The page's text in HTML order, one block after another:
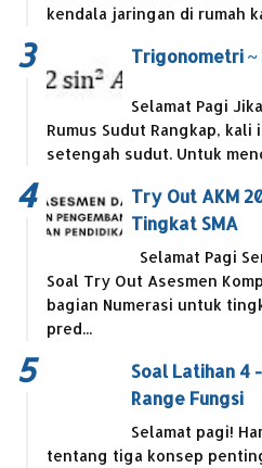
kendala jaringan di rumah
Trigonometri ~
Selamat Pagi
Rumus Sudut Rangkap, kali
setengah sudut. Untuk
Try Out AKM
Tingkat SMA
Selamat Pagi
Soal Try Out Asesmen
bagian Numerasi untuk
pred...
Soal Latihan 4
Range Fungsi
Selamat pagi!
tentang tiga konsep